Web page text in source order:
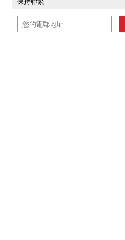
保持聯繫